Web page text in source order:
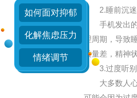
2.睡前沉迷
手机发出的
理周期，导致
质量差，精神
3.过度听别
大多数人心
如何面对抑郁
化解焦虑压力
情绪调节